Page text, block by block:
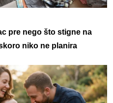
pre nego što stigne na
niko ne planira